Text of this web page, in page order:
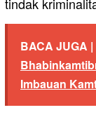
BACA JUGA |
Imbauan